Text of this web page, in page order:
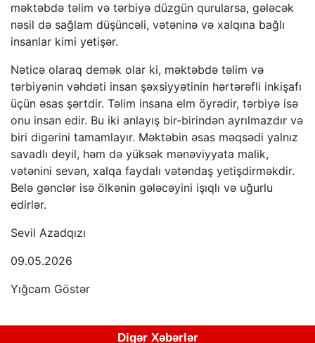
məktəbdə təlim və tərbiyə düzgün qurularsa, gələcək
nəsil də sağlam düşüncəli, vətəninə və xalqına bağlı
insanlar kimi yetişər.
Nəticə olaraq demək olar ki, məktəbdə təlim və
tərbiyənin vəhdəti insan şəxsiyyətinin hərtərəfli inkişafı
üçün əsas şərtdir. Təlim insana elm öyrədir, tərbiyə isə
onu insan edir. Bu iki anlayış bir-birindən ayrılmazdır və
biri digərini tamamlayır. Məktəbin əsas məqsədi yalnız
savadlı deyil, həm də yüksək mənəviyyata malik,
vətənini sevən, xalqa faydalı vətəndaş yetişdirməkdir.
Belə gənclər isə ölkənin gələcəyini işıqlı və uğurlu
edirlər.
Sevil Azadqızı
09.05.2026
Yığcam Göstər
Digər Xəbərlər